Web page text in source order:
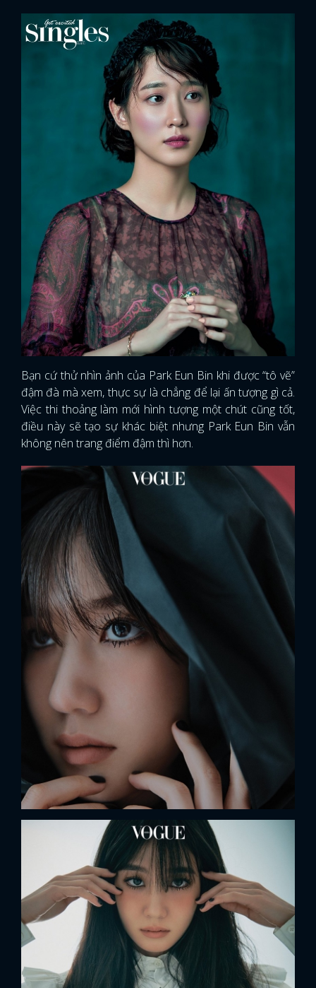
Bạn cứ thử nhìn ảnh của Park Eun Bin khi được “tô vẽ”
đậm đà mà xem, thực sự là chẳng để lại ấn tượng gì cả.
Việc thi thoảng làm mới hình tượng một chút cũng tốt,
điều này sẽ tạo sự khác biệt nhưng Park Eun Bin vẫn
không nên trang điểm đậm thì hơn.